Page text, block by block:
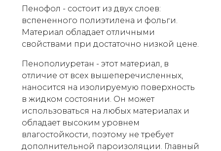
Пенофол - состоит из двух слоев:
вспененного полиэтилена и фольги.
Материал обладает отличными
свойствами при достаточно низкой цене.
Пенополиуретан - этот материал, в
отличие от всех вышеперечисленных,
наносится на изолируемую поверхность
в жидком состоянии. Он может
использоваться на любых материалах и
обладает высоким уровнем
влагостойкости, поэтому не требует
дополнительной пароизоляции. Главный